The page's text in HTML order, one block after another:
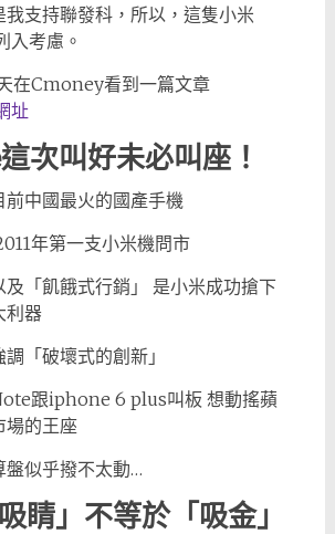
支持聯發科，所以，這隻小米
入考慮。
在Cmoney看到一篇文章
址
次叫好未必叫座！
前中國最火的國產手機
年第一支小米機問市
及「飢餓式行銷」 是小米成功搶下
利器
「破壞式的創新」
跟iphone 6 plus叫板 想動搖蘋
場的王座
盤似乎撥不太動…
睛」不等於「吸金」